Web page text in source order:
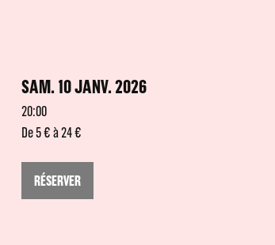
SAM. 10 JANV. 2026
20:00
De 5 € à 24 €
RÉSERVER